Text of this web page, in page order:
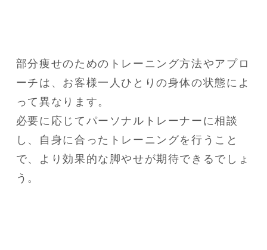
部分痩せのためのトレーニング方法やアプロ
ーチは、お客様一人ひとりの身体の状態によ
って異なります。
必要に応じてパーソナルトレーナーに相談
し、自身に合ったトレーニングを行うこと
で、より効果的な脚やせが期待できるでしょ
う。